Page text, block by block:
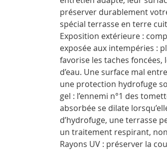
préserver durablement
spécial terrasse en terre
Exposition extérieure :
exposée aux intempéries :
favorise les taches
d’eau. Une surface mal
une protection hydrofuge
gel : l’ennemi n°1 des
absorbée se dilate
d’hydrofuge, une terrasse
un traitement respirant,
Rayons UV : préserver la